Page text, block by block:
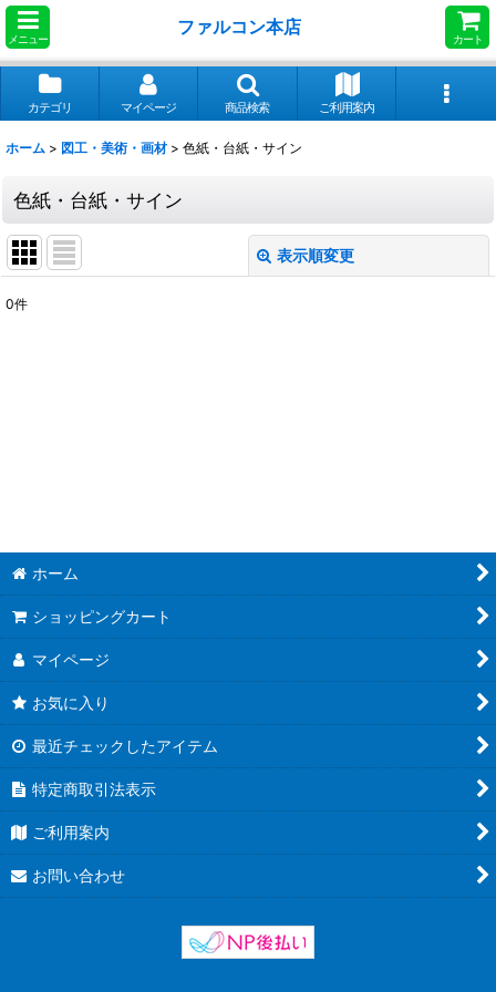
メニュー
ファルコン本店
カート
カテゴリ マイページ 商品検索 ご利用案内
ホーム > 図工・美術・画材 > 色紙・台紙・サイン
色紙・台紙・サイン
表示順変更
0件
ホーム
ショッピングカート
マイページ
お気に入り
最近チェックしたアイテム
特定商取引法表示
ご利用案内
お問い合わせ